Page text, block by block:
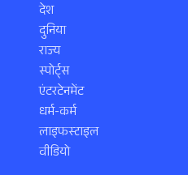
देश
दुनिया
राज्य
स्पोर्ट्स
एंटरटेनमेंट
धर्म-कर्म
लाइफस्टाइल
वीडियो